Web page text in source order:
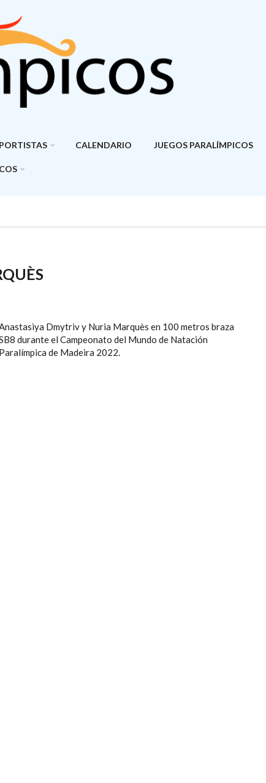
CALENDARIO JUEGOS PARALÍMPICOS
Dmytriv y Nuria Marquès en 100 metros braza
durante el Campeonato del Mundo de Natación
Paralímpica de Madeira 2022.